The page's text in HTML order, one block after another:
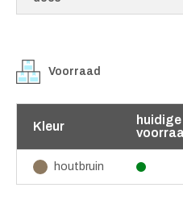
Voorraad
Kleur
huidige
houtbruin